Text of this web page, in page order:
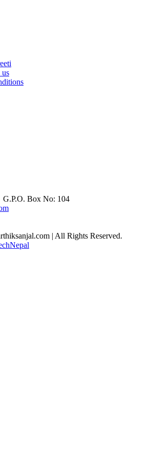
G.P.O. Box No: 104
| All Rights Reserved.